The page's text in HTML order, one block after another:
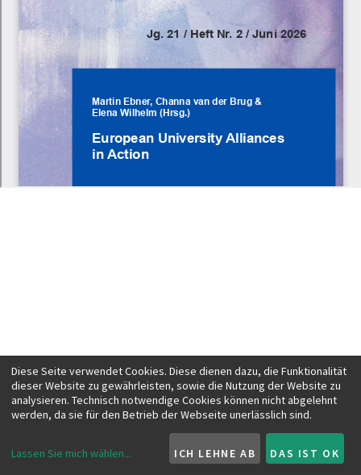
Diese Seite verwendet Cookies. Diese dienen dazu, die Funktionalität
dieser Website zu gewährleisten, sowie die Nutzung der Website zu
analysieren. Technisch notwendige Cookies können nicht abgelehnt
werden, da sie für den Betrieb der Webseite unerlässlich sind.
Lassen Sie mich wählen... ICH LEHNE AB DAS IST OK